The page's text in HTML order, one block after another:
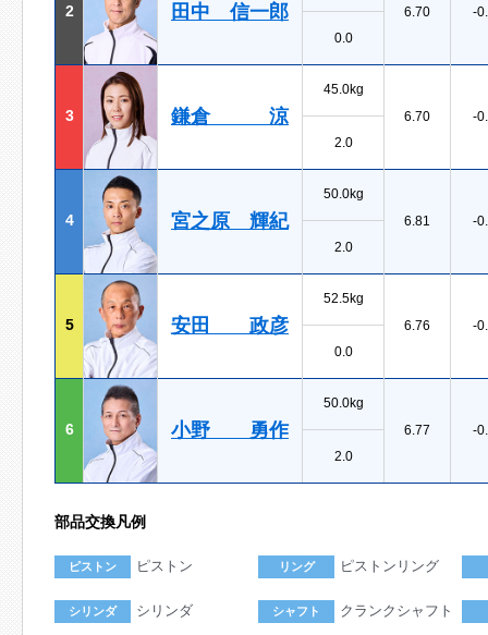
2 田中 信一郎
6.70
-
0.0
3 鎌倉 涼
45.0kg
6.70
-
2.0
4 宮之原 輝紀
50.0kg
6.81
-
2.0
5 安田 政彦
52.5kg
6.76
-
0.0
6 小野 勇作
50.0kg
6.77
-
2.0
部品交換凡例
ピストン ピストン リング ピストンリング
シリンダ シリンダ シャフト クランクシャフト